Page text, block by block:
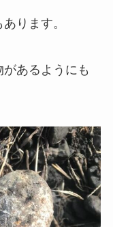
ります。
あるようにも